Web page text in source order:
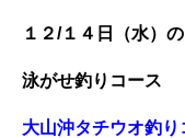
１２/１４ 日（水）
泳がせ釣りコース
大山沖タチウオ釣り